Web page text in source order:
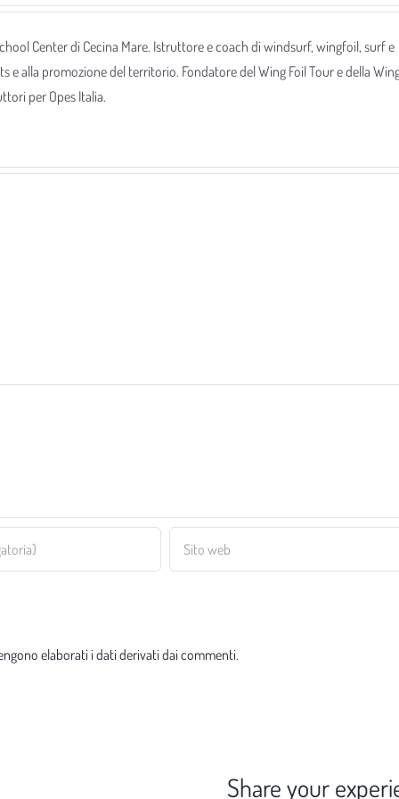
Center di Cecina Mare. Istruttore e coach di windsurf, wingfoil, surf e
e alla promozione del territorio. Fondatore del Wing Foil Tour e della
per Opes Italia.
elaborati i dati derivati dai commenti.
Share your